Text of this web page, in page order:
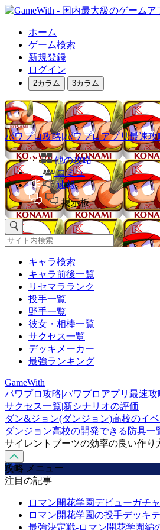
ホーム
ゲーム検索
新規登録
ログイン
2カラム 3カラム
パワプロ攻略|パワプロアプリ最速攻
他の攻略
コミュ
速報
掲示板
キャラ検索
キャラ前後一覧
リセマラランク
投手一覧
野手一覧
彼女・相棒一覧
サクセス一覧
デッキメーカー
最強ランキング
GameWith
パワプロ攻略|パワプロアプリ最速攻
サクセス一覧|新シナリオの評価
ダン&ジョン(ダンジョン)高校のイ
ダンジョン高校の開発できる防具一
サイレントブーツの効率の良い作り
攻略 メニュー
注目の記事
ロマン開花学園デビューガチ
ロマン開花学園の投手デッキ
最強決定戦-ロマン開花学園編